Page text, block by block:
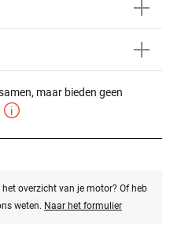
maar bieden geen
overzicht van je motor? Of heb
weten. Naar het formulier